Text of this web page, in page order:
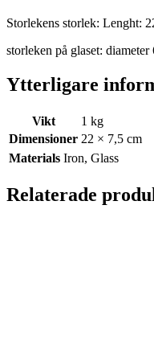
Storlekens storlek: Lenght:
storleken på glaset:
Ytterligare
Vikt
1 kg
Dimensioner 22 × 7,5 cm
Materials Iron, Glass
Relaterade